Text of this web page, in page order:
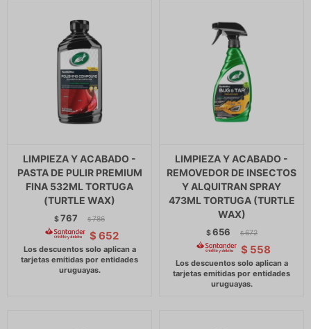
LIMPIEZA Y ACABADO -
PASTA DE PULIR PREMIUM
FINA 532ML TORTUGA
(TURTLE WAX)
$767 $ 786
$ 652
LIMPIEZA Y ACABADO -
REMOVEDOR DE INSECTOS
Y ALQUITRAN SPRAY
473ML TORTUGA (TURTLE
WAX)
$656 $ 672
$ 558